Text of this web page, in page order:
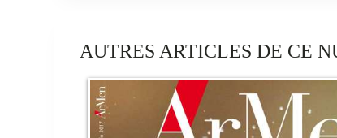
AUTRES ARTICLES DE CE